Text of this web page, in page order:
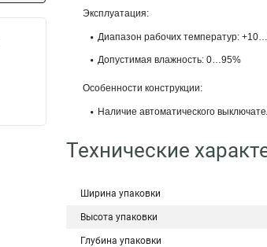
Эксплуатация:
Диапазон рабочих температур:
Допустимая влажность: 0…95%
Особенности конструкции:
Наличие автоматического
Технические
Ширина упаковки
Высота упаковки
Глубина упаковки